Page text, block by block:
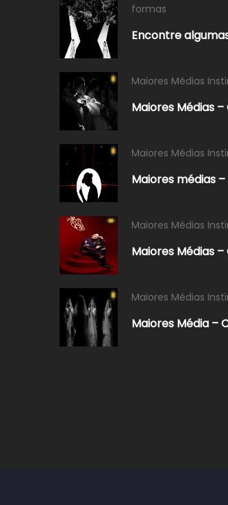
formas
Encontre
Maiores Médias
Maiores Médias
Maiores Médias
Maiores médias
Maiores Médias
Maiores Médias
Maiores Médias
Maiores Média –